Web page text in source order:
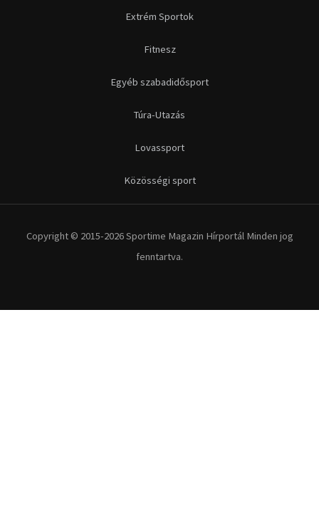
Extrém Sportok
Fitnesz
Egyéb szabadidősport
Túra-Utazás
Lovassport
Közösségi sport
Copyright © 2015-2026 Sportime Magazin Hírportál Minden jog
fenntartva.